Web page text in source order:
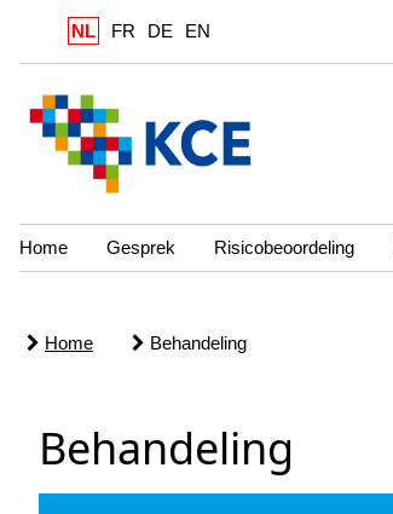
NL FR DE EN
Home Gesprek Risicobeoordeling
Home Behandeling
Behandeling